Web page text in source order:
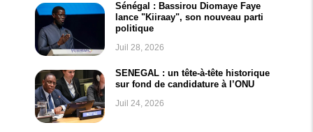
Sénégal : Bassirou Diomaye Faye
lance "Kiiraay", son nouveau parti
politique
Juil 28, 2026
SENEGAL : un tête-à-tête historique
sur fond de candidature à l’ONU
Juil 24, 2026